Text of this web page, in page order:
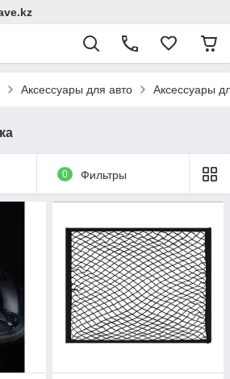
Аксессуары для авто Аксессуары
0 Фильтры